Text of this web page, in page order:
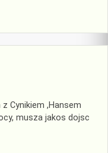
Cynikiem ,Hansem
musza jakos dojsc